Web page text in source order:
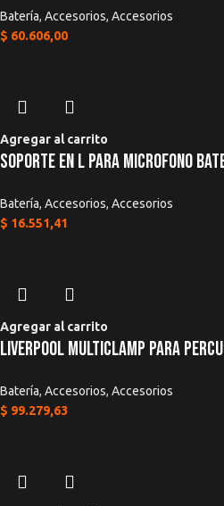
Batería, Accesorios, Accesorios
$ 60.606,00
Agregar al carrito
Soporte En L Para Microfono
Batería, Accesorios, Accesorios
$ 16.551,41
Agregar al carrito
Liverpool Multiclamp Para
Batería, Accesorios, Accesorios
$ 99.279,63